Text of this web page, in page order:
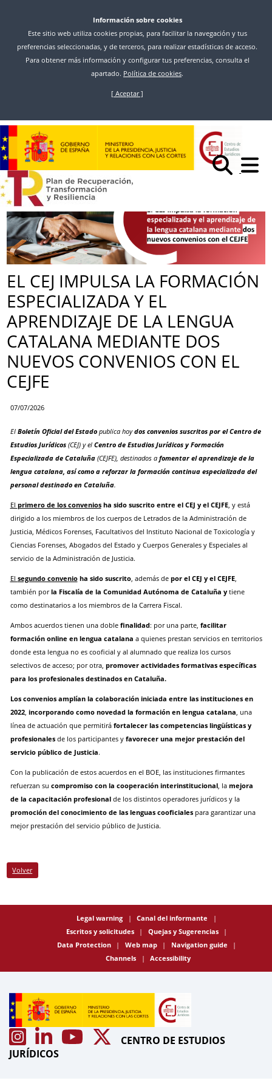
main
Información sobre cookies
Este sitio web utiliza cookies propias, para facilitar la navegación y tus
preferencias seleccionadas, y de terceros, para realizar estadísticas de acceso.
Para obtener más información y configurar tus preferencias, consulta el
apartado. Política de cookies.
[ Aceptar ]
EL CEJ IMPULSA LA FORMACIÓN ESPECIALIZADA Y EL APRENDIZAJE DE
LA LENGUA CATALANA MEDIANTE DOS NUEVOS CONVENIOS CON EL
CEJFE
EL CEJ IMPULSA LA FORMACIÓN
ESPECIALIZADA Y EL
APRENDIZAJE DE LA LENGUA
CATALANA MEDIANTE DOS
NUEVOS CONVENIOS CON EL
CEJFE
07/07/2026
El Boletín Oficial del Estadopublica hoydos convenios suscritos por el Centro de
Estudios Jurídicos(CEJ) y el Centro de Estudios Jurídicos y Formación
Especializada de Cataluña(CEJFE), destinados a fomentar el aprendizaje de la
lengua catalana, así como a reforzar la formación continua especializada del
personal destinado en Cataluña.
El primero de los conveniosha sido suscrito entre el CEJ y el CEJFE, y está
dirigido a los miembros de los cuerpos de Letrados de la Administración de
Justicia, Médicos Forenses, Facultativos del Instituto Nacional de Toxicología y
Ciencias Forenses, Abogados del Estado y Cuerpos Generales y Especiales al
servicio de la Administración de Justicia.
El segundo convenioha sido suscrito, además de por el CEJ y el CEJFE,
también porla Fiscalía de la Comunidad Autónoma de Cataluña ytiene
como destinatarios a los miembros de la Carrera Fiscal.
Ambos acuerdos tienen una doble finalidad: por una parte, facilitar
formación online en lengua catalana a quienes prestan servicios en territorios
donde esta lengua no es cooficial y al alumnado que realiza los cursos
selectivos de acceso; por otra, promover actividades formativas específicas
para los profesionales destinados en Cataluña.
Los convenios amplían la colaboración iniciada entre las instituciones en
2022, incorporando como novedad la formación en lengua catalana , una
línea de actuación que permitirá fortalecer las competencias lingüísticas y
profesionalesde los participantes y favorecer una mejor prestación del
servicio público de Justicia.
Con la publicación de estos acuerdos en el BOE, las instituciones firmantes
refuerzan su compromiso con la cooperación interinstitucional, la mejora
de la capacitación profesionalde los distintos operadores jurídicos y la
promoción del conocimiento de las lenguas cooficiales para garantizar una
mejor prestación del servicio público de Justicia.
Volver
Legal warning
Canal del informante
Escritos y solicitudes
Quejas y Sugerencias
Data Protection
Web map
Navigation guide
Channels
Accessibility
CENTRO DE ESTUDIOS
JURÍDICOS